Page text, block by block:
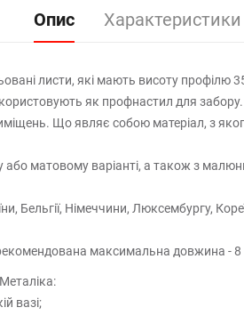
Опис Характеристики
листи, які мають висоту профілю
як профнастил для
Що являє собою матеріал, з
матовому варіанті, а також з
Бельгії, Німеччини, Люксембургу,
максимальна довжина - 8
вазі;